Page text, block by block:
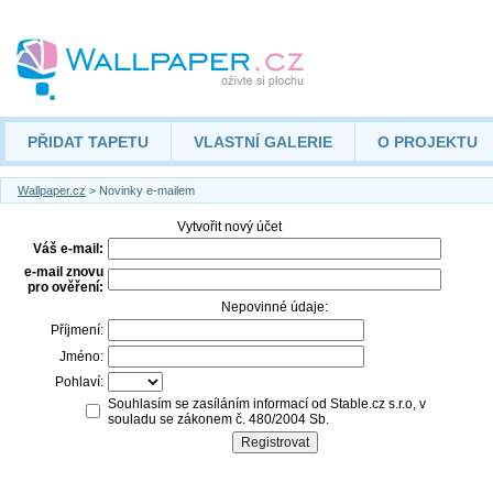
PŘIDAT TAPETU VLASTNÍ GALERIE O PROJEKTU
Wallpaper.cz > Novinky e-mailem